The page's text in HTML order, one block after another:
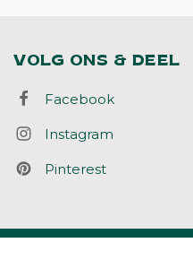
VOLG ONS & DEEL
Facebook
Instagram
Pinterest